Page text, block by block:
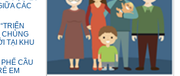
CÁC
CHỦNG
TẠI KHU
CẦU
EM